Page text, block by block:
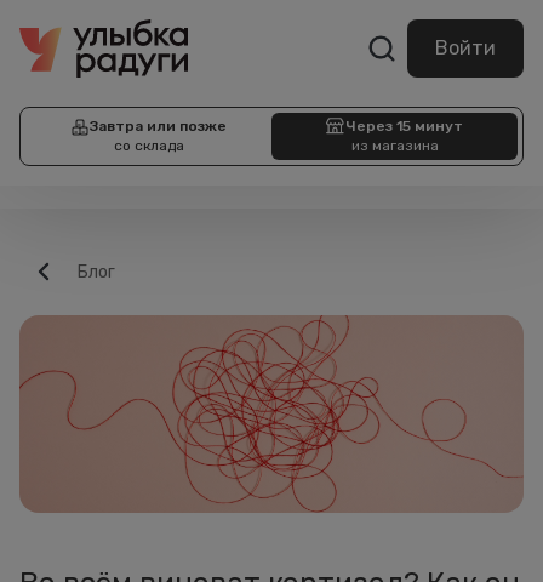
Войти
Завтра или позже
со склада
Через 15 минут
из магазина
Блог